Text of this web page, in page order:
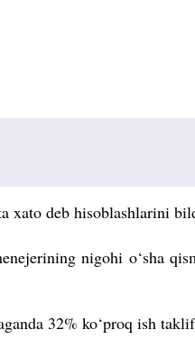
xato deb hisoblashlarini
nigohi o‘sha
32% ko‘proq ish